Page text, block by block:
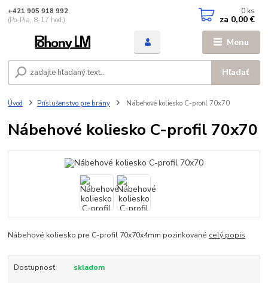
Menu
Hľadať
+421 905 918 992
(Po-Pia, 8-17 hod.)
0 ks
za 0,00 €
Úvod Príslušenstvo pre brány Nábehové koliesko C-profil 70x70
Nábehové koliesko C-profil 70x70
Nábehové koliesko pre C-profil 70x70x4mm pozinkované celý popis
Dostupnosť skladom